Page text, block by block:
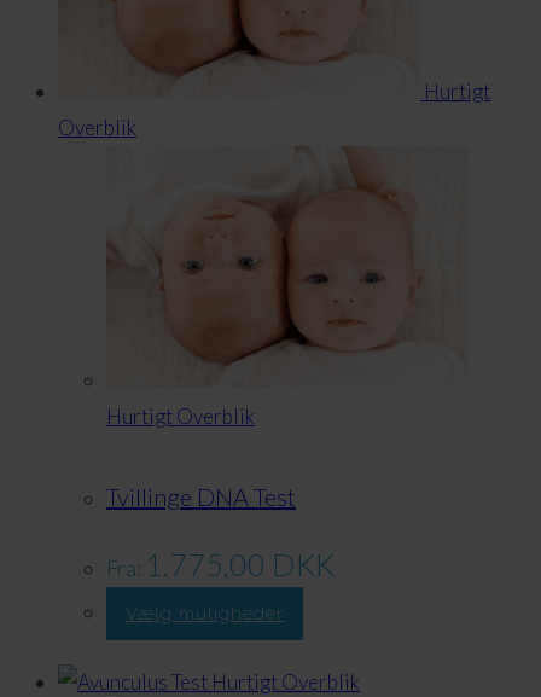
kan
vælges
Hurtigt
Overblik
Hurtigt Overblik
Tvillinge DNA Test
Fra: 1.775,00 DKK
Vælg muligheder
produkt
har
Hurtigt Overblik